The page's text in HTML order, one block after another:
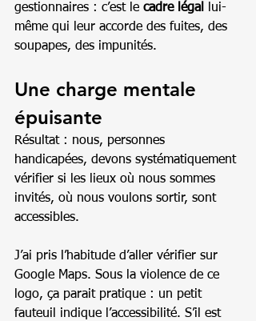
gestionnaires : c’est le cadre légal
lui-
même qui leur accorde des fuites, des
soupapes, des impunités.
Une charge mentale
épuisante
Résultat : nous, personnes
handicapées, devons systématiquement
vérifier si les lieux où nous sommes
invités, où nous voulons sortir, sont
accessibles.
J’ai pris l’habitude d’aller vérifier sur
Google Maps. Sous la violence de ce
logo, ça parait pratique : un petit
fauteuil indique l’accessibilité. S’il est